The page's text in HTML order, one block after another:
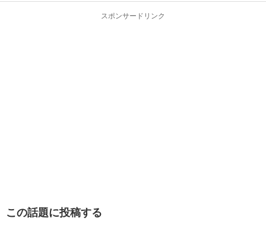
スポンサードリンク
この話題に投稿する